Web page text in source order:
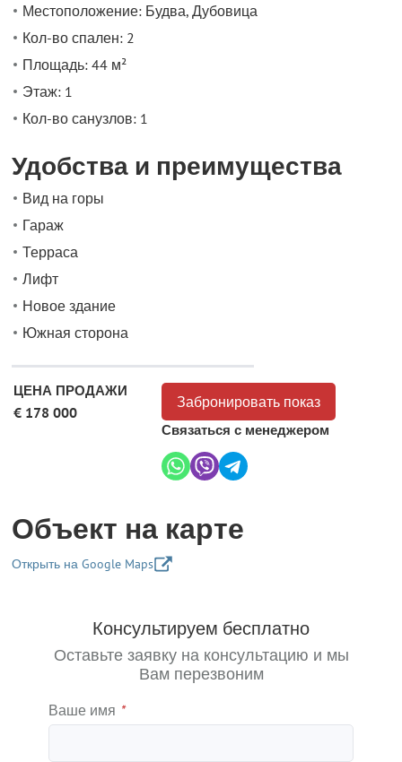
Местоположение: Будва, Дубовица
Кол-во спален: 2
Площадь: 44 м²
Этаж: 1
Кол-во санузлов: 1
Удобства и преимущества
Вид на горы
Гараж
Терраса
Лифт
Новое здание
Южная сторона
ЦЕНА ПРОДАЖИ
€ 178 000
Забронировать показ
Связаться с менеджером
Объект на карте
Открыть на Google Maps
Консультируем бесплатно
Оставьте заявку на консультацию и мы
Вам перезвоним
Ваше имя *